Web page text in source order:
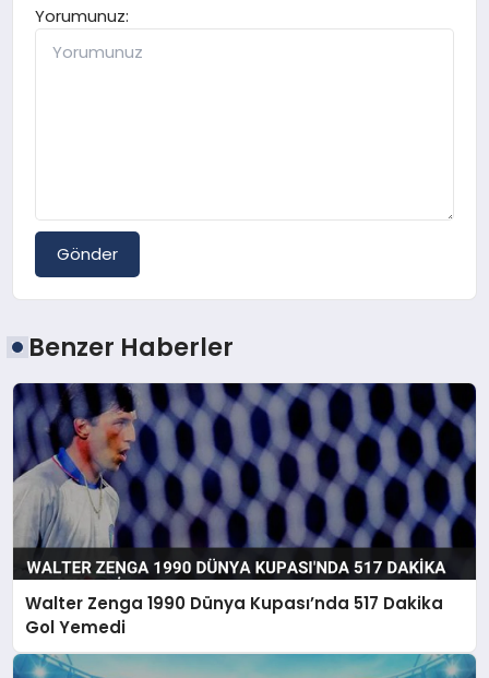
Yorumunuz:
Gönder
Benzer Haberler
Walter Zenga 1990 Dünya Kupası’nda 517 Dakika
Gol Yemedi